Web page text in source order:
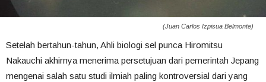
(Juan Carlos Izpisua Belmonte)
Setelah bertahun-tahun, Ahli biologi sel punca Hiromitsu
Nakauchi akhirnya menerima persetujuan dari pemerintah Jepang
mengenai salah satu studi ilmiah paling kontroversial dari yang